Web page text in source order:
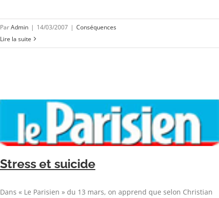
ParAdmin | 14/03/2007 | Conséquences
Lire la suite
Stress et suicide
Dans « Le Parisien » du 13 mars, on apprend que selon Christian